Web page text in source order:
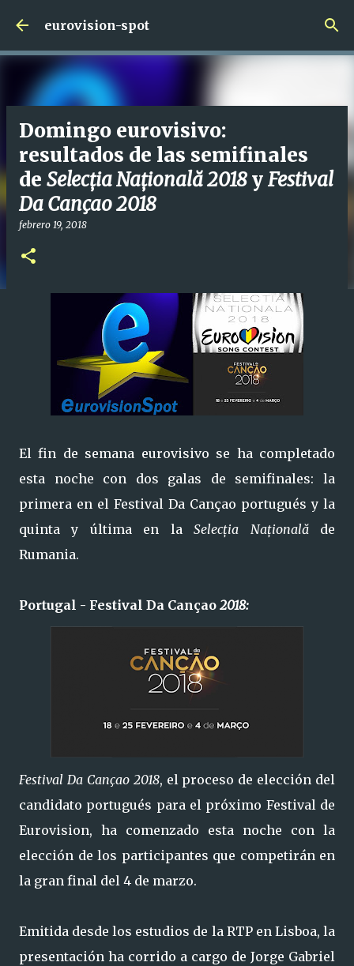
Ir al contenido principal
eurovision-spot
Domingo eurovisivo:
resultados de las semifinales
de Selecția Națională 2018yFestival
Da Cançao 2018
febrero 19, 2018
El fin de semana eurovisivo se ha completado
esta noche con dos galas de semifinales: la
primera en el Festival Da Cançao portugués y la
quinta y última en laSelecția Naționalăde
Rumania.
Portugal - Festival Da Cançao 2018:
Festival Da Cançao 2018, el proceso de elección del
candidato portugués para el próximo Festival de
Eurovision, ha comenzado esta noche con la
elección de los participantes que competirán en
la gran final del 4 de marzo.
Emitida desde los estudios de la RTP en Lisboa, la
presentación ha corrido a cargo de Jorge Gabriel